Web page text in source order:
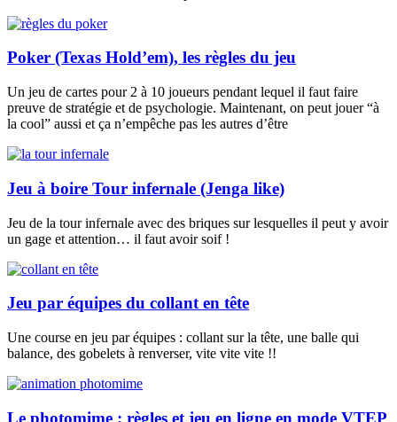
Poker (Texas Hold’em), les règles du jeu
Un jeu de cartes pour 2 à 10 joueurs pendant lequel il faut faire
preuve de stratégie et de psychologie. Maintenant, on peut jouer “à
la cool” aussi et ça n’empêche pas les autres d’être
Jeu à boire Tour infernale (Jenga like)
Jeu de la tour infernale avec des briques sur lesquelles il peut y avoir
un gage et attention… il faut avoir soif !
Jeu par équipes du collant en tête
Une course en jeu par équipes : collant sur la tête, une balle qui
balance, des gobelets à renverser, vite vite vite !!
Le photomime : règles et jeu en ligne en mode VTEP